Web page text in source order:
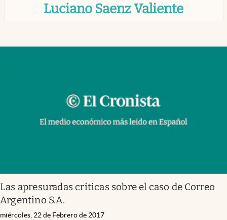
Infotechnology
Luciano Saenz Valiente
Las apresuradas críticas sobre el caso de Correo
Argentino S.A.
miércoles, 22 de Febrero de 2017